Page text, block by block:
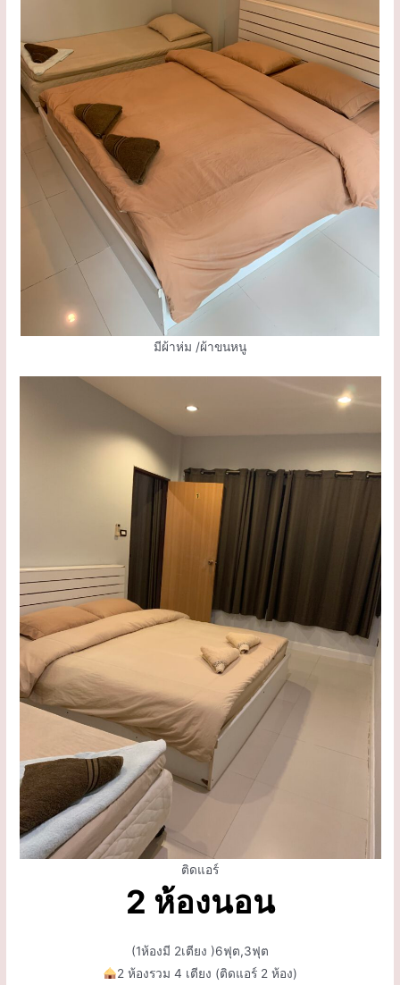
มีผ้าห่ม /ผ้าขนหนู
ติดแอร์
2 ห้องนอน
(1ห้องมี 2เตียง )6ฟุต,3ฟุต
2 ห้องรวม 4 เตียง (ติดแอร์ 2 ห้อง)